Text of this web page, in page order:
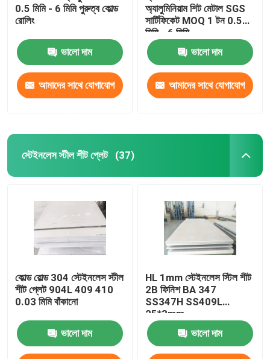
পিতল এবং তামা বার
0.5 মিমি - 6 মিমি পুরুত্ব কোল্ড
রোলিং
ভালো দাম
আমাদের সাথে যোগাযোগ
অ্যালুমিনিয়াম শিট মেটাল SGS
সার্টিফিকেট MOQ 1 টন 0.5
মিমি - 6 মিমি
ভালো দাম
আমাদের সাথে যোগাযোগ
স্টেইনলেস স্টীল শীট প্লেট (37)
কোল্ড রোল্ড 304 স্টেইনলেস স্টীল
শীট প্লেট 904L 409 410
0.03 মিমি বাঁকানো
ভালো দাম
HL 1mm স্টেইনলেস স্টিল শীট
2B ফিনিশ BA 347
SS347H SS409L
25*3mm
ভালো দাম